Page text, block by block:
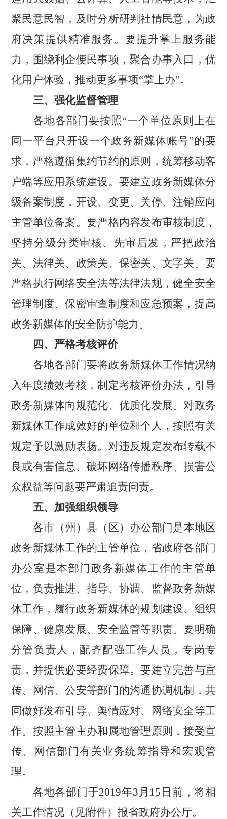
聚民意民智，及时分析研判社情民意，为政
府决策提供精准服务。要提升掌上服务能
力，围绕利企便民事项，聚合办事入口，优
化用户体验，推动更多事项“掌上办”。
三、强化监督管理
各地各部门要按照“一个单位原则上在
同一平台只开设一个政务新媒体账号”的要
求，严格遵循集约节约的原则，统筹移动客
户端等应用系统建设。要建立政务新媒体分
级备案制度，开设、变更、关停、注销应向
主管单位备案。要严格内容发布审核制度，
坚持分级分类审核、先审后发，严把政治
关、法律关、政策关、保密关、文字关。要
严格执行网络安全法等法律法规，健全安全
管理制度、保密审查制度和应急预案，提高
政务新媒体的安全防护能力。
四、严格考核评价
各地各部门要将政务新媒体工作情况纳
入年度绩效考核，制定考核评价办法，引导
政务新媒体向规范化、优质化发展。对政务
新媒体工作成效好的单位和个人，按照有关
规定予以激励表扬。对违反规定发布转载不
良或有害信息、破坏网络传播秩序、损害公
众权益等问题要严肃追责问责。
五、 加强组织领导
各市（州）县（区）办公部门是本地区
政务新媒体工作的主管单位，省政府各部门
办公室是本部门政务新媒体工作的主管单
位，负责推进、指导、协调、监督政务新媒
体工作，履行政务新媒体的规划建设、组织
保障、健康发展、安全监管等职责。要明确
分管负责人，配齐配强工作人员，专岗专
责，并提供必要经费保障。要建立完善与宣
传、网信、公安等部门的沟通协调机制，共
同做好发布引导、舆情应对、网络安全等工
作。按照主管主办和属地管理原则，接受宣
传、网信部门有关业务统筹指导和宏观管
理。
各地各部门于2019年3月15日前，将相
关工作情况（见附件）报省政府办公厅。